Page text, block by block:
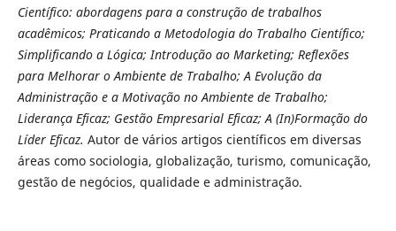
Científico: abordagens para a construção de trabalhos
acadêmicos; Praticando a Metodologia do Trabalho Científico;
Simplificando a Lógica; Introdução ao Marketing; Reflexões
para Melhorar o Ambiente de Trabalho; A Evolução da
Administração e a Motivação no Ambiente de Trabalho;
Liderança Eficaz; Gestão Empresarial Eficaz; A (In)Formação do
Líder Eficaz. Autor de vários artigos científicos em diversas
áreas como sociologia, globalização, turismo, comunicação,
gestão de negócios, qualidade e administração.